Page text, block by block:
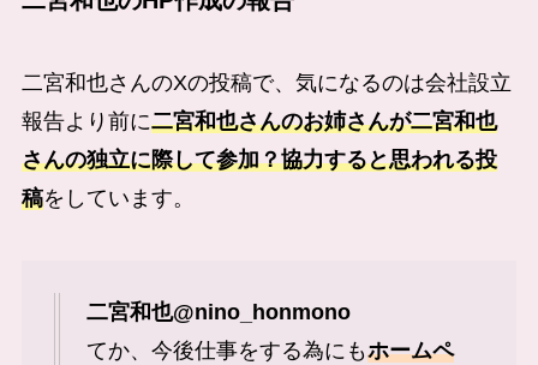
二宮和也さんのXの投稿で、気になるのは会社設立
報告より前に二宮和也さんのお姉さんが二宮和也
さんの独立に際して参加？協力すると思われる投
稿をしています。
二宮和也@nino_honmono
てか、今後仕事をする為にもホームペ